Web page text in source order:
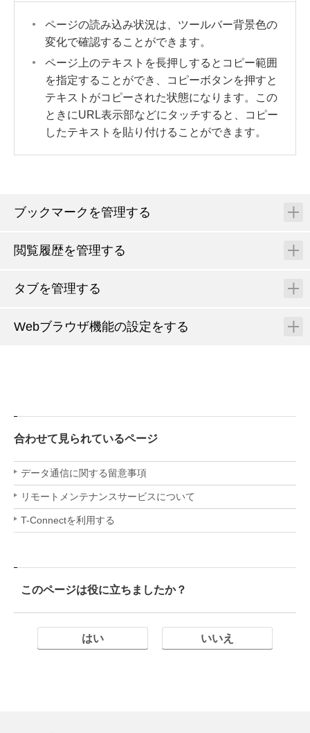
ページの読み込み状況は、ツールバー背景色の
変化で確認することができます。
ページ上のテキストを長押しするとコピー範囲
を指定することができ、コピーボタンを押すと
テキストがコピーされた状態になります。この
ときにURL表示部などにタッチすると、コピー
したテキストを貼り付けることができます。
ブックマークを管理する
閲覧履歴を管理する
タブを管理する
Webブラウザ機能の設定をする
合わせて見られているページ
データ通信に関する留意事項
リモートメンテナンスサービスについて
T-Connectを利用する
このページは役に立ちましたか？
はい いいえ